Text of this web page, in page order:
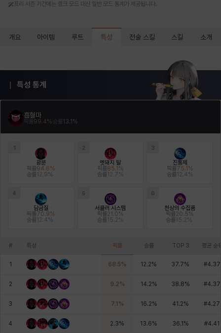
알론소 얀
이슈트반 이안 일레븐 자히르 재키
츠바메 카밀로 칼라 케네스
코렐라인 크레이버 키아라 테오도르
프리 시즌 기간에는 랭크 모드 대신 일반 모드 통계가 제공됩니다.
개요 아이템 루트 특성 전술 스킬 스킬 소개
특성 통계
흡혈마
픽률 99.4% 승률 13.1 %
1
광분
픽률
승률
94.6%
12.9%
2
멧돼지 탈
픽률
승률
85.1 %
12.7%
3
진통제
픽률
승률
75.1 %
12.4%
4
담금질
픽률
승률
70.9%
12.4%
5
서큘러 시스템
픽률
승률
21.0%
15.2%
6
천상의 수집품
픽률
승률
20.5%
15.2%
# 특성 픽률 승률 TOP 3 평균 순
1 68.5% 12.2% 37.7% #4.37
2 9.2% 14.2% 38.8% #4.37
3 7.1 % 16.2% 41.2% #4.27
4 2.3% 13.6% 36.1 % #4.41